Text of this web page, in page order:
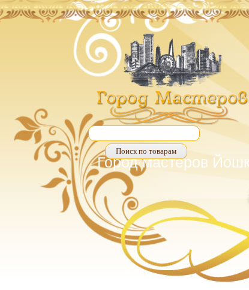
Город мастеров